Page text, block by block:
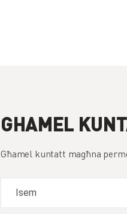
GHAMEL
Għamel kuntatt magħna